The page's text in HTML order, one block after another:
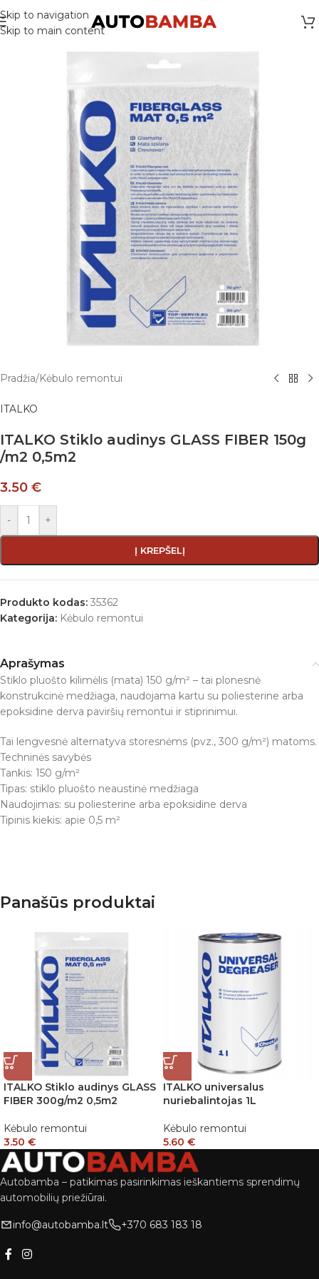
Skip to navigation
Skip to main content
Pradžia/Kėbulo remontui
ITALKO
ITALKO Stiklo audinys GLASS FIBER 150g
/m2 0,5m2
3.50 €
- +
Į KREPŠELĮ
Produkto kodas: 35362
Kategorija: Kėbulo remontui
Aprašymas
Stiklo pluošto kilimėlis (mata) 150 g/m² – tai plonesnė
konstrukcinė medžiaga, naudojama kartu su poliesterine arba
epoksidine derva paviršių remontui ir stiprinimui.
Tai lengvesnė alternatyva storesnėms (pvz., 300 g/m²) matoms.
Techninės savybės
Tankis: 150 g/m²
Tipas: stiklo pluošto neaustinė medžiaga
Naudojimas: su poliesterine arba epoksidine derva
Tipinis kiekis: apie 0,5 m²
Panašūs produktai
ITALKO Stiklo audinys GLASS
FIBER 300g/m2 0,5m2
Kėbulo remontui
3.50 €
ITALKO universalus
nuriebalintojas 1L
Kėbulo remontui
5.60 €
Autobamba – patikimas pasirinkimas ieškantiems sprendimų
automobilių priežiūrai.
info@autobamba.lt +370 683 183 18